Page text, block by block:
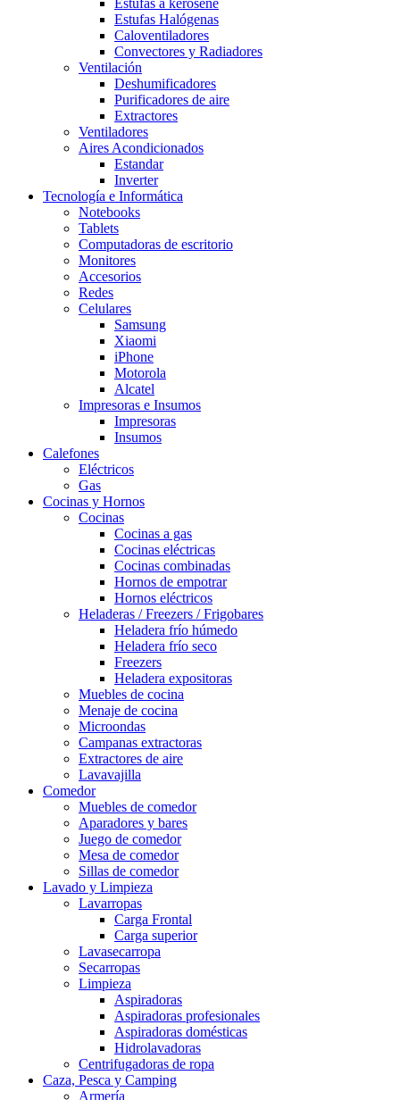
Estufas a kerosene
Estufas Halógenas
Caloventiladores
Convectores y Radiadores
Ventilación
Deshumificadores
Purificadores de aire
Extractores
Ventiladores
Aires Acondicionados
Estandar
Inverter
Tecnología e Informática
Notebooks
Tablets
Computadoras de escritorio
Monitores
Accesorios
Redes
Celulares
Samsung
Xiaomi
iPhone
Motorola
Alcatel
Impresoras e Insumos
Impresoras
Insumos
Calefones
Eléctricos
Gas
Cocinas y Hornos
Cocinas
Cocinas a gas
Cocinas eléctricas
Cocinas combinadas
Hornos de empotrar
Hornos eléctricos
Heladeras / Freezers / Frigobares
Heladera frío húmedo
Heladera frío seco
Freezers
Heladera expositoras
Muebles de cocina
Menaje de cocina
Microondas
Campanas extractoras
Extractores de aire
Lavavajilla
Comedor
Muebles de comedor
Aparadores y bares
Juego de comedor
Mesa de comedor
Sillas de comedor
Lavado y Limpieza
Lavarropas
Carga Frontal
Carga superior
Lavasecarropa
Secarropas
Limpieza
Aspiradoras
Aspiradoras profesionales
Aspiradoras domésticas
Hidrolavadoras
Centrifugadoras de ropa
Caza, Pesca y Camping
Armería